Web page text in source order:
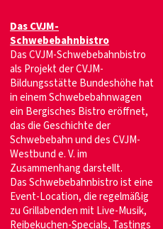
Das CVJM-
Schwebebahnbistro
Das CVJM-Schwebebahnbistro
als Projekt der CVJM-
Bildungsstätte Bundeshöhe hat
in einem Schwebebahnwagen
ein Bergisches Bistro eröffnet,
das die Geschichte der
Schwebebahn und des CVJM-
Westbund e. V. im
Zusammenhang darstellt.
Das Schwebebahnbistro ist eine
Event-Location, die regelmäßig
zu Grillabenden mit Live-Musik,
Reibekuchen-Specials, Tastings